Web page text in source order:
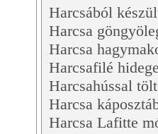
Harcsából
Harcsa
Harcsa
Harcsafilé
Harcsahússal
Harcsa
Harcsa Lafitte